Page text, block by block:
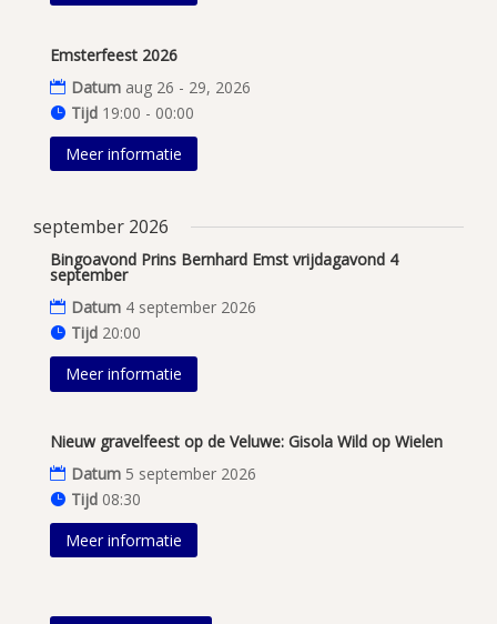
Emsterfeest 2026
Datum aug 26 - 29, 2026
Tijd 19:00 - 00:00
Meer informatie
september 2026
Bingoavond Prins Bernhard Emst vrijdagavond 4
september
Datum 4 september 2026
Tijd 20:00
Meer informatie
Nieuw gravelfeest op de Veluwe: Gisola Wild op Wielen
Datum 5 september 2026
Tijd 08:30
Meer informatie